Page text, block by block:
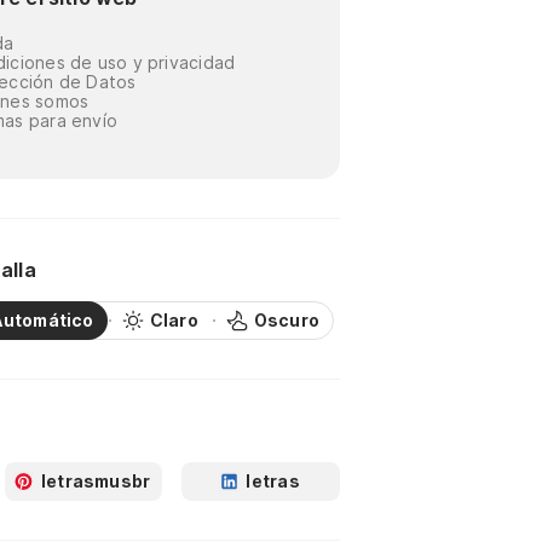
de uso y privacidad
de Datos
somos
para envío
Claro Oscuro
letrasmusbr letras